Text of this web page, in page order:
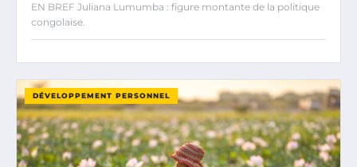
EN BREF Juliana Lumumba : figure montante de la politique
congolaise.
DÉVELOPPEMENT PERSONNEL